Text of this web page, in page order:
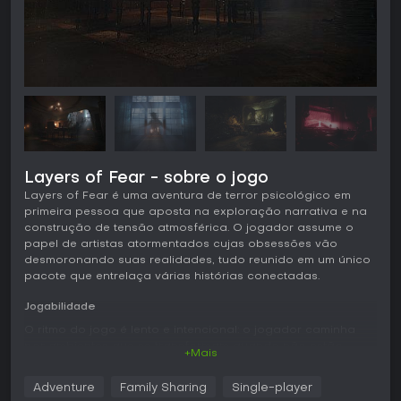
Layers of Fear - sobre o jogo
Layers of Fear é uma aventura de terror psicológico em
primeira pessoa que aposta na exploração narrativa e na
construção de tensão atmosférica. O jogador assume o
papel de artistas atormentados cujas obsessões vão
desmoronando suas realidades, tudo reunido em um único
pacote que entrelaça várias histórias conectadas.
Jogabilidade
alucinações que avançam a trama. A interação é reduzida,
+Mais
Adventure Family Sharing Single-player